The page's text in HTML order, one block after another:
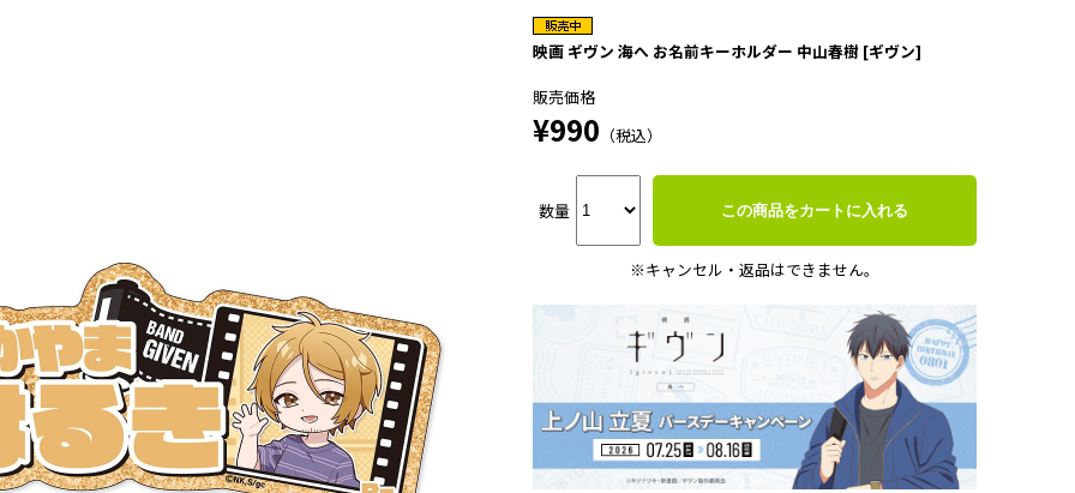
映画 ギヴン 海へ お名前キーホルダー 中山春樹 [ギヴン]
販売価格
¥990 （税込）
数量 この商品をカートに入れる
※キャンセル・返品はできません。